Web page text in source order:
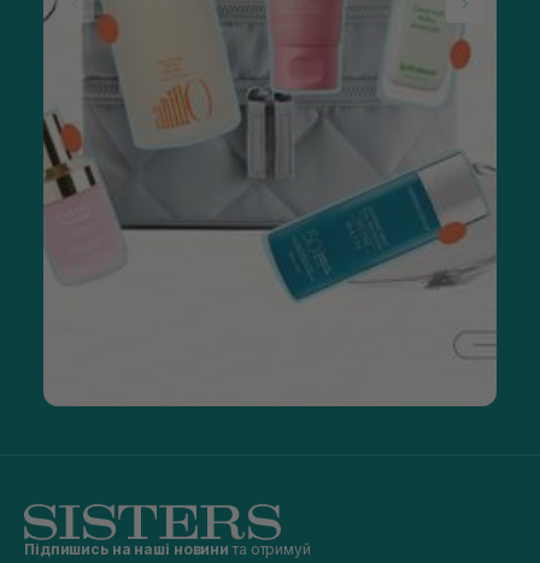
Підпишись на наші новини та отримуй